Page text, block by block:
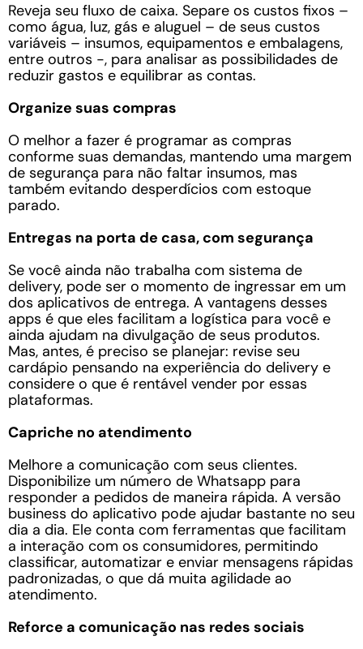
Reveja seu fluxo de caixa. Separe os custos fixos –
como água, luz, gás e aluguel – de seus custos
variáveis – insumos, equipamentos e embalagens,
entre outros -, para analisar as possibilidades de
reduzir gastos e equilibrar as contas.
Organize suas compras
O melhor a fazer é programar as compras
conforme suas demandas, mantendo uma margem
de segurança para não faltar insumos, mas
também evitando desperdícios com estoque
parado.
Entregas na porta de casa, com segurança
Se você ainda não trabalha com sistema de
delivery, pode ser o momento de ingressar em um
dos aplicativos de entrega. A vantagens desses
apps é que eles facilitam a logística para você e
ainda ajudam na divulgação de seus produtos.
Mas, antes, é preciso se planejar: revise seu
cardápio pensando na experiência do delivery e
considere o que é rentável vender por essas
plataformas.
Capriche no atendimento
Melhore a comunicação com seus clientes.
Disponibilize um número de Whatsapp para
responder a pedidos de maneira rápida. A versão
business do aplicativo pode ajudar bastante no seu
dia a dia. Ele conta com ferramentas que facilitam
a interação com os consumidores, permitindo
classificar, automatizar e enviar mensagens rápidas
padronizadas, o que dá muita agilidade ao
atendimento.
Reforce a comunicação nas redes sociais